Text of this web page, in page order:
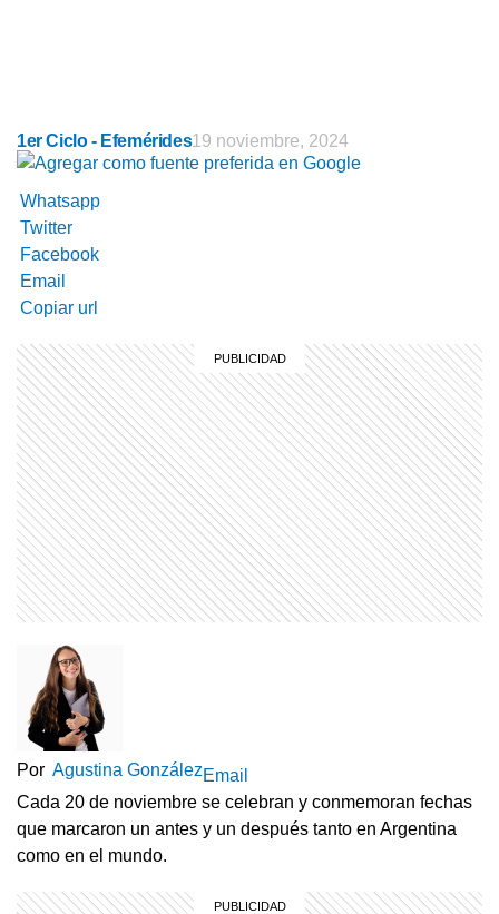
1er Ciclo - Efemérides19 noviembre, 2024
Whatsapp
Twitter
Facebook
Email
Copiar url
Por Agustina GonzálezEmail
Cada 20 de noviembre se celebran y conmemoran fechas
que marcaron un antes y un después tanto en Argentina
como en el mundo.